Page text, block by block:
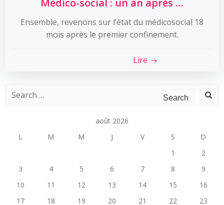
Médico-social : un an après …
Ensemble, revenons sur l’état du médicosocial 18
mois après le premier confinement.
Lire
Search
août 2026
L
M M J V S
D
1
2
3
4 5 6 7 8
9
10
11 12 13 14 15
16
17
18 19 20 21 22
23